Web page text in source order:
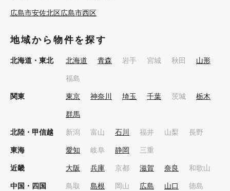
広島市安佐北区広島市西区
地域から物件を探す
北海道・東北 北海道 青森 岩手 宮城 秋田 山形
福島
関東 東京 神奈川 埼玉 千葉 茨城 栃木
群馬
北陸・甲信越 新潟 富山 石川 福井 山梨 長野
東海 愛知 岐阜 静岡 三重
近畿 大阪 兵庫 京都 滋賀 奈良 和歌山
中国・四国 鳥取 島根 岡山 広島 山口 徳島